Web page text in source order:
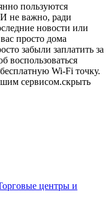
пользуются
не важно, ради
новости или
просто дома
забыли заплатить за
воспользоваться
Wi-Fi точку.
сервисом.скрыть
центры и